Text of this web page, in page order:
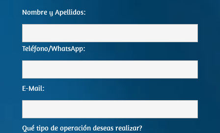
Nombre y Apellidos:
Teléfono/WhatsApp:
E-Mail:
Qué tipo de operación deseas realizar?